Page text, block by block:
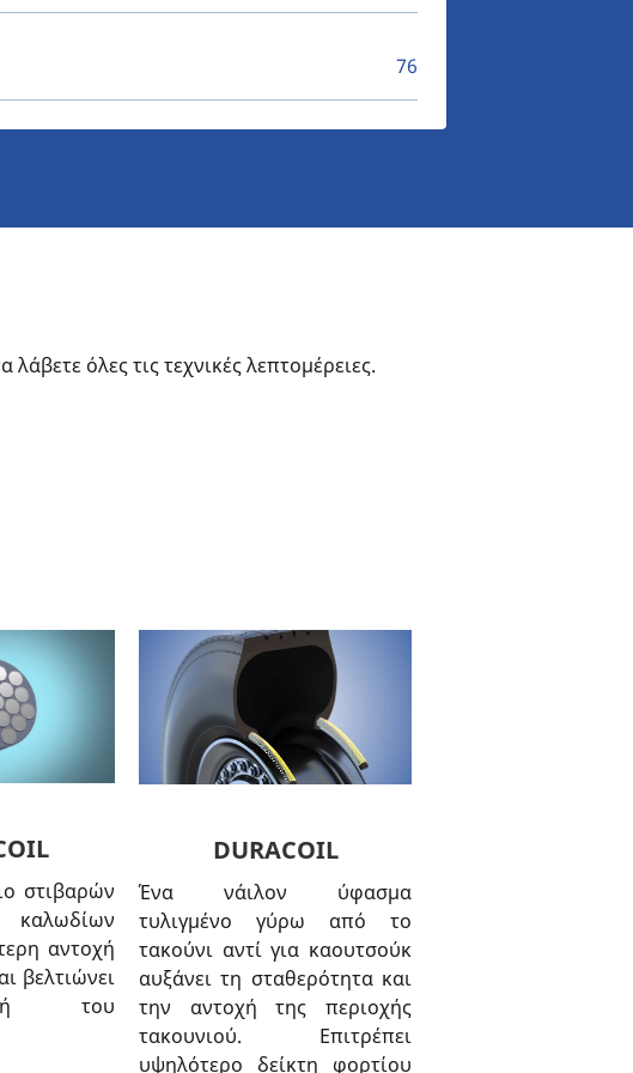
76
όλες τις τεχνικές λεπτομέρειες.
στιβαρών
αντοχή
βελτιώνει
του
DURACOIL
Ένα νάιλον ύφασμα
τυλιγμένο γύρω από το
τακούνι αντί για καουτσούκ
αυξάνει τη σταθερότητα και
την αντοχή της περιοχής
τακουνιού. Επιτρέπει
υψηλότερο δείκτη φορτίου